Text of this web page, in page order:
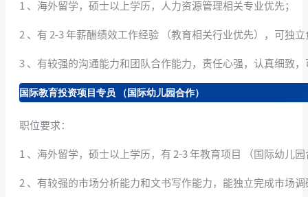
1 、海外留学，硕士以上学历，人力资源管理相关专业优先；
2 、有 2-3 年薪酬绩效工作经验 （教育相关行业优先），可独
3 、有较强的沟通能力和团队合作能力，责任心强，认真细致
国际教育投资项目专员 （国际幼儿园合作）
职位要求：
1 、海外留学，硕士以上学历，有 2-3 年教育项目 （国际幼儿
2 、有较强的市场分析能力和文书写作能力，能独立完成市场